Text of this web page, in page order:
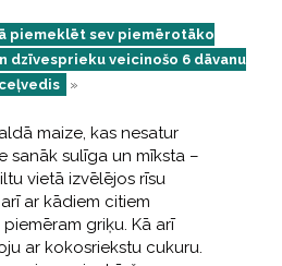
piemeklēt sev piemērotāko
dzīvesprieku veicinošo 6 dāvanu
ceļvedis
»
maize, kas nesatur
sanāk sulīga un mīksta –
vietā izvēlējos rīsu
ar kādiem citiem
griķu. Kā arī
ar kokosriekstu cukuru.